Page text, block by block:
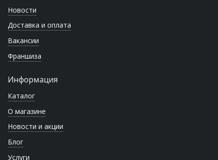
Новости
Доставка и оплата
Вакансии
Франшиза
Информация
Каталог
О магазине
Новости и акции
Блог
Услуги